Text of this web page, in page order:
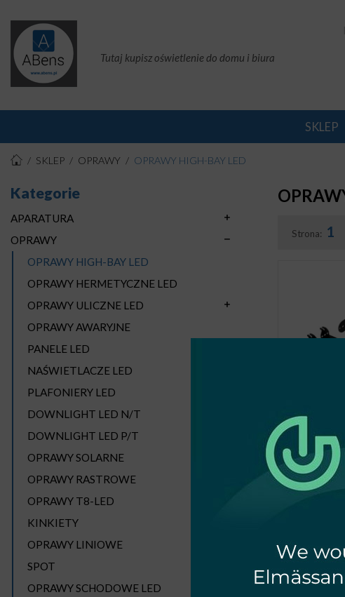
Tutaj kupisz oświetlenie do domu i biura
SKLEP
SKLEP OPRAWY OPRAWY HIGH-BAY LED
Kategorie
APARATURA
OPRAWY
OPRAWY HIGH-BAY LED
OPRAWY HERMETYCZNE LED
OPRAWY ULICZNE LED
OPRAWY AWARYJNE
PANELE LED
NAŚWIETLACZE LED
PLAFONIERY LED
DOWNLIGHT LED N/T
DOWNLIGHT LED P/T
OPRAWY SOLARNE
OPRAWY RASTROWE
OPRAWY T8-LED
KINKIETY
OPRAWY LINIOWE
SPOT
OPRAWY SCHODOWE LED
Strona: 1